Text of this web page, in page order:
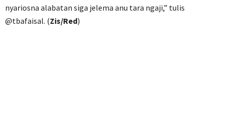
nyariosna alabatan siga jelema anu tara ngaji,” tulis
@tbafaisal. (Zis/Red)